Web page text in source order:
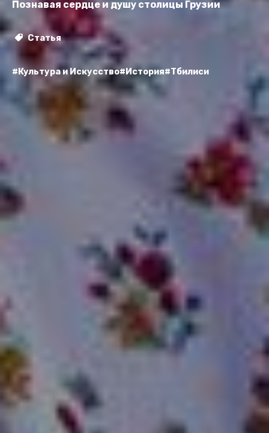
Познавая сердце и душу столицы Грузии
Статья
#Культура и Искусство#История#Тбилиси